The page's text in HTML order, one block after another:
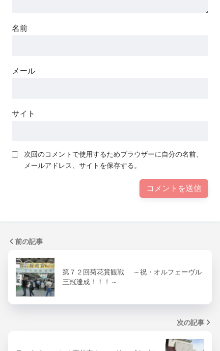
名前
メール
サイト
次回のコメントで使用するためブラウザーに自分の名前、
メールアドレス、サイトを保存する。
前の記事
第７２回菊花賞観戦 ～祝・オルフェーヴル
三冠達成！！！～
次の記事